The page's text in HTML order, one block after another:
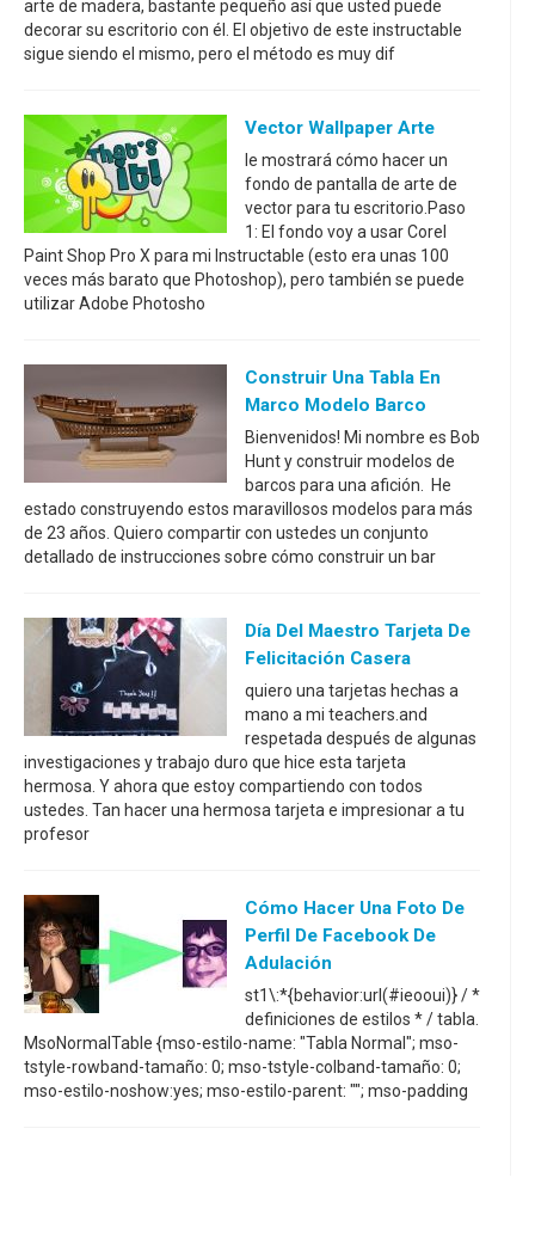
arte de madera, bastante pequeño así que usted puede
decorar su escritorio con él. El objetivo de este instructable
sigue siendo el mismo, pero el método es muy dif
Vector Wallpaper Arte
le mostrará cómo hacer un
fondo de pantalla de arte de
vector para tu escritorio.Paso
1: El fondo voy a usar Corel
Paint Shop Pro X para mi Instructable (esto era unas 100
veces más barato que Photoshop), pero también se puede
utilizar Adobe Photosho
Construir Una Tabla En
Marco Modelo Barco
Bienvenidos! Mi nombre es Bob
Hunt y construir modelos de
barcos para una afición. He
estado construyendo estos maravillosos modelos para más
de 23 años. Quiero compartir con ustedes un conjunto
detallado de instrucciones sobre cómo construir un bar
Día Del Maestro Tarjeta De
Felicitación Casera
quiero una tarjetas hechas a
mano a mi teachers.and
respetada después de algunas
investigaciones y trabajo duro que hice esta tarjeta
hermosa. Y ahora que estoy compartiendo con todos
ustedes. Tan hacer una hermosa tarjeta e impresionar a tu
profesor
Cómo Hacer Una Foto De
Perfil De Facebook De
Adulación
st1\:*{behavior:url(#ieooui)} / *
definiciones de estilos * / tabla.
MsoNormalTable {mso-estilo-name: "Tabla Normal"; mso-
tstyle-rowband-tamaño: 0; mso-tstyle-colband-tamaño: 0;
mso-estilo-noshow:yes; mso-estilo-parent: ""; mso-padding